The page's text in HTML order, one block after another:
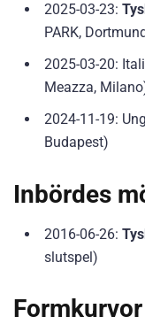
2025-03-23:
PARK,
2025-03-20:
Meazza,
2024-11-19:
Budapest)
Inbördes
2016-06-26:
slutspel)
Formkurvor